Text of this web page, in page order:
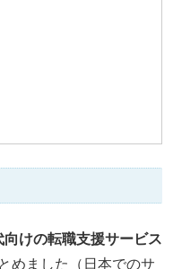
向けの転職支援サービス
めました（日本でのサ